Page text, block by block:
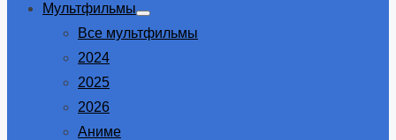
Мультфильмы
Show
sub
Все мультфильмы
2024
2025
2026
Аниме